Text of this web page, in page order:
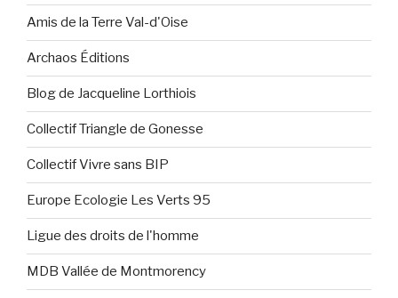
Amis de la Terre Val-d'Oise
Archaos Éditions
Blog de Jacqueline Lorthiois
Collectif Triangle de Gonesse
Collectif Vivre sans BIP
Europe Ecologie Les Verts 95
Ligue des droits de l'homme
MDB Vallée de Montmorency